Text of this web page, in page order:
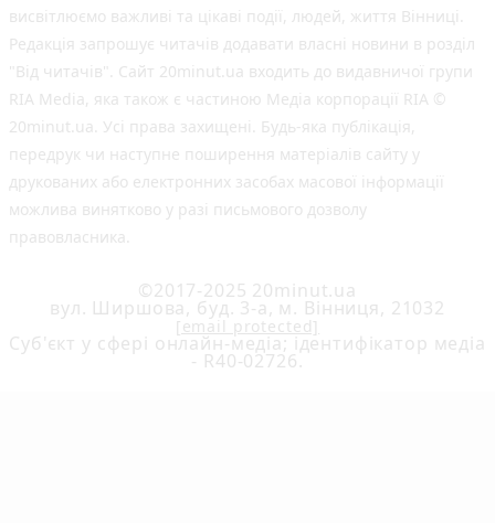
висвітлюємо важливі та цікаві події, людей, життя Вінниці.
Редакція запрошує читачів додавати власні новини в розділ
"Від читачів". Сайт 20minut.ua входить до видавничої групи
RIA Media, яка також є частиною Медіа корпорації RIA ©
20minut.ua. Усі права захищені. Будь-яка публiкацiя,
передрук чи наступне поширення матеріалів сайту у
друкованих або електронних засобах масової інформації
можлива винятково у разі письмового дозволу
правовласника.
©2017-2025 20minut.ua
вул. Ширшова, буд. 3-а, м. Вінниця, 21032
[email protected]
Cуб'єкт у сфері онлайн-медіа; ідентифікатор медіа
- R40-02726.